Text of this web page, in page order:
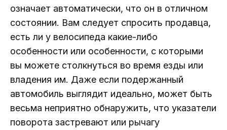
означает автоматически, что он в отличном
состоянии. Вам следует спросить продавца,
есть ли у велосипеда какие-либо
особенности или особенности, с которыми
вы можете столкнуться во время езды или
владения им. Даже если подержанный
автомобиль выглядит идеально, может быть
весьма неприятно обнаружить, что указатели
поворота застревают или рычагу